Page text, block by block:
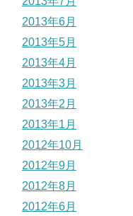
2013年6月
2013年5月
2013年4月
2013年3月
2013年2月
2013年1月
2012年10月
2012年9月
2012年8月
2012年6月